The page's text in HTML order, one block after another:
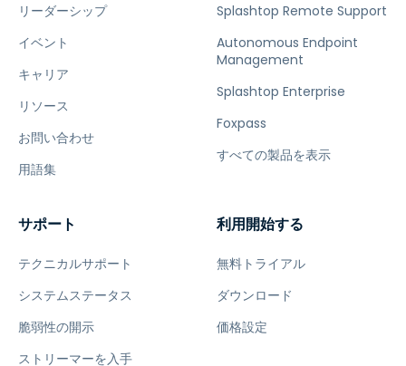
リーダーシップ
イベント
キャリア
リソース
お問い合わせ
用語集
Splashtop Remote Support
Autonomous Endpoint
Management
Splashtop Enterprise
Foxpass
すべての製品を表示
サポート
テクニカルサポート
システムステータス
脆弱性の開示
ストリーマーを入手
利用開始する
無料トライアル
ダウンロード
価格設定